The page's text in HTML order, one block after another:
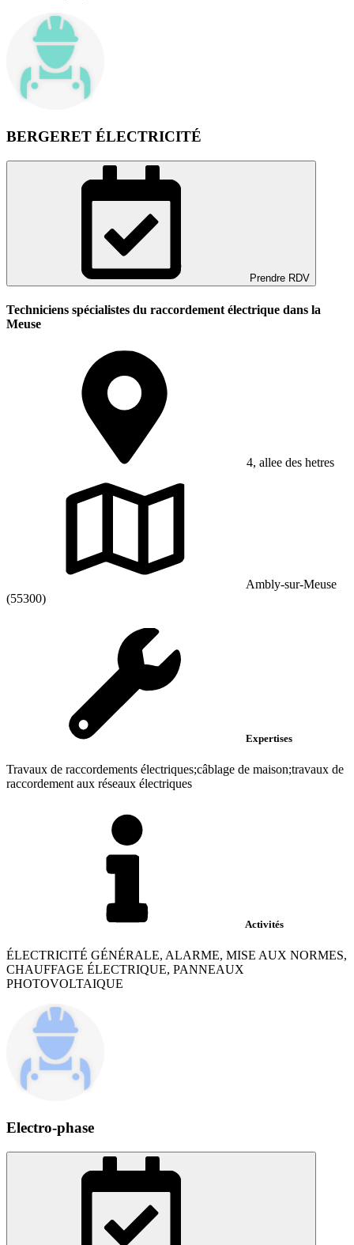
BERGERET ÉLECTRICITÉ
Prendre RDV
Techniciens spécialistes du raccordement électrique dans la
Meuse
4, allee des hetres
Ambly-sur-Meuse
(55300)
Expertises
Travaux de raccordements électriques;câblage de maison;travaux de
raccordement aux réseaux électriques
Activités
ÉLECTRICITÉ GÉNÉRALE, ALARME, MISE AUX NORMES,
CHAUFFAGE ÉLECTRIQUE, PANNEAUX
PHOTOVOLTAIQUE
Electro-phase